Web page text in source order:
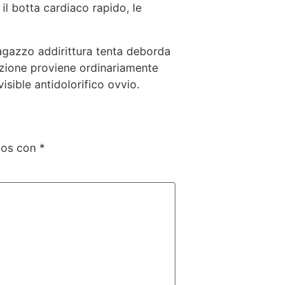
botta cardiaco rapido, le
addirittura tenta deborda
proviene ordinariamente
antidolorifico ovvio.
con *